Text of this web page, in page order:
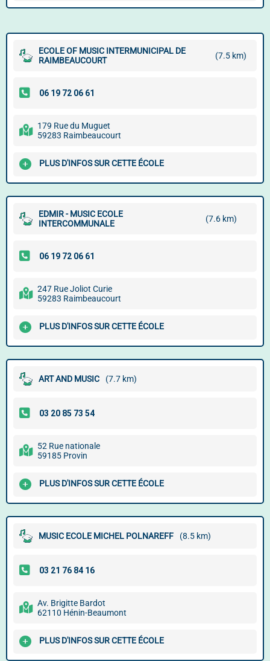
ECOLE OF MUSIC INTERMUNICIPAL DE
RAIMBEAUCOURT
(7.5 km)
179 Rue du Muguet
59283 Raimbeaucourt
PLUS D'INFOS SUR CETTE ÉCOLE
EDMIR - MUSIC ECOLE
INTERCOMMUNALE
(7.6 km)
247 Rue Joliot Curie
59283 Raimbeaucourt
PLUS D'INFOS SUR CETTE ÉCOLE
ART AND MUSIC (7.7 km)
52 Rue nationale
59185 Provin
PLUS D'INFOS SUR CETTE ÉCOLE
MUSIC ECOLE MICHEL POLNAREFF (8.5 km)
Av. Brigitte Bardot
62110 Hénin-Beaumont
PLUS D'INFOS SUR CETTE ÉCOLE